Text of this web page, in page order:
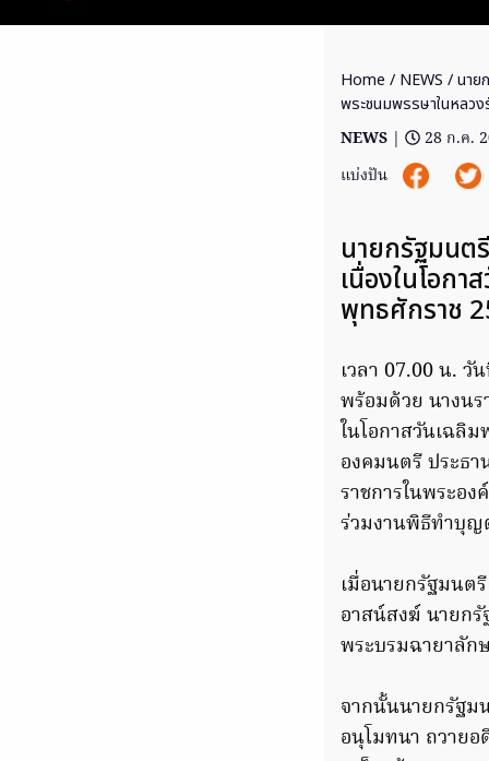
Home / NEWS / นาย
พระชนมพรรษาในหลว
NEWS |
28 ก.ค.
แบ่งปัน
นายกรัฐมนต
เนื่องในโอกา
พุทธศักราช
เวลา 07.00 น.
พร้อมด้วย นางน
ในโอกาสวันเฉลิ
องคมนตรี ประธ
ราชการในพระอ
ร่วมงานพิธีทำบุญ
เมื่อนายกรัฐมนต
อาสน์สงฆ์ นายก
พระบรมฉายาลัก
จากนั้นนายกรัฐม
อนุโมทนา ถวาย